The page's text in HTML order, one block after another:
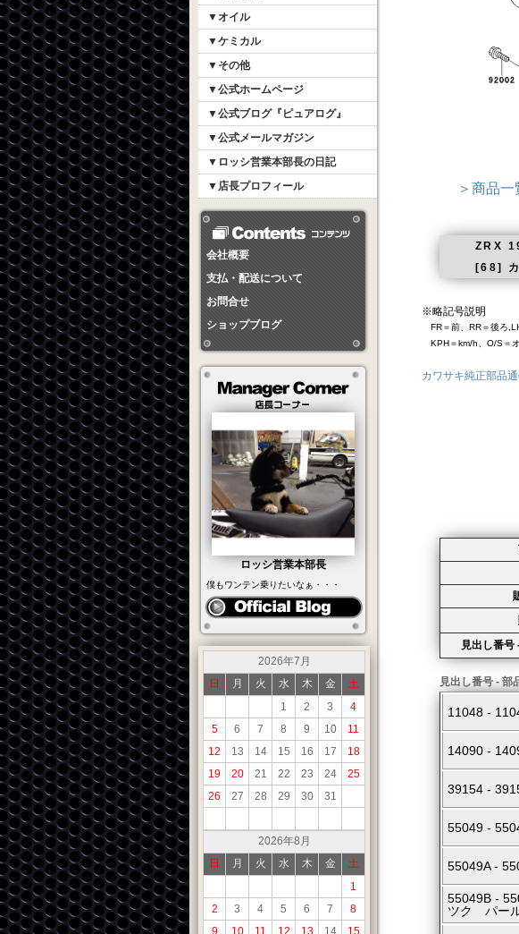
▼オイル
▼ケミカル
▼その他
▼公式ホームページ
▼公式ブログ『ピュアログ』
▼公式メールマガジン
▼ロッシ営業本部長の日記
▼店長プロフィール
会社概要
支払・配送について
お問合せ
ショップブログ
ロッシ営業本部長
僕もワンテン乗りたいなぁ・・・
2026年7月
日
月 火 水 木 金
土
1
2 3
4
5
6 7 8 9 10
11
12
13 14 15 16 17
18
19
20 21 22 23 24
25
26
27 28 29 30 31
2026年8月
日
月 火 水 木 金
土
1
2
3 4 5 6 7
8
9
10 11 12 13 14 15
＞商品一
ZRX
[68]
※略記号説明
FR＝前、RR＝後ろ
KPH＝km/h、O/S＝
カワサキ純正部品
見出し番号
見出し番号 - 部
11048 -
14090 -
39154 -
55049 -
55049A -
55049B -
ツク パー